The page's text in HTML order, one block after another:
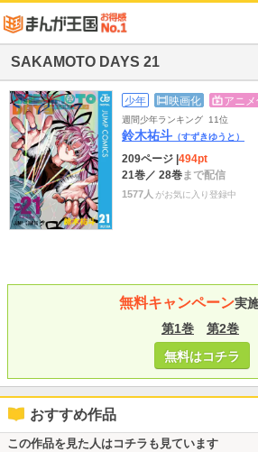
SAKAMOTO DAYS 21
少年 映画化 アニ
週間少年ランキング 11位
鈴木祐斗 （すずきゆうと）
209ページ 494pt
21巻／ 28巻まで配信
1577人 がお気に入り登録中
無料キャンペーン実
第1巻
第2巻
無料はコチラ
おすすめ作品
この作品を見た人はコチラも見ています